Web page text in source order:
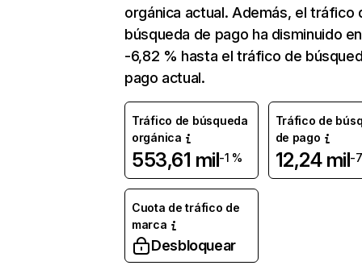
orgánica actual. Además, el tráfico
búsqueda de pago ha disminuido en
-6,82 % hasta el tráfico de
pago actual.
Tráfico de búsqueda
orgánica
553,61 mil-1 %
Tráfico de
de pago
12,24 mil-
Cuota de tráfico de
marca
Desbloquear